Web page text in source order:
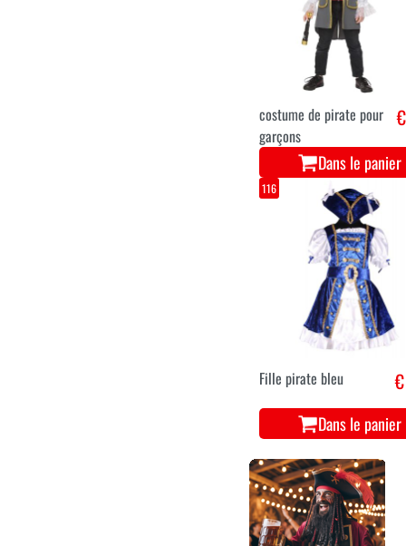
costume de pirate pour
garçons
Dans le panier
116
Fille pirate bleu
Dans le panier